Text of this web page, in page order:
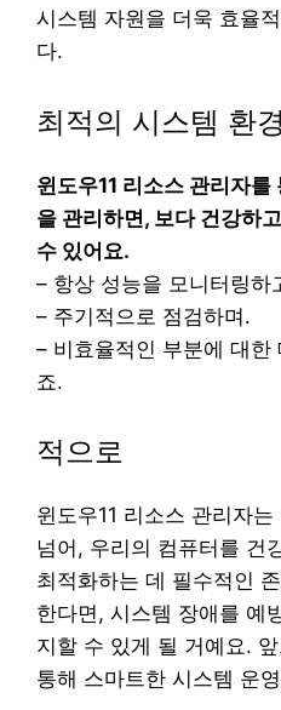
시스템 자원을 더욱 효율
다.
최적의 시스템 환
윈도우11 리소스 관리자
을 관리하면, 보다 건강하
수 있어요.
– 항상 성능을 모니터링하
– 주기적으로 점검하며.
– 비효율적인 부분에 대한
죠.
적으로
윈도우11 리소스 관리자
넘어, 우리의 컴퓨터를 건
최적화하는 데 필수적인
한다면, 시스템 장애를 예
지할 수 있게 될 거예요.
통해 스마트한 시스템 운